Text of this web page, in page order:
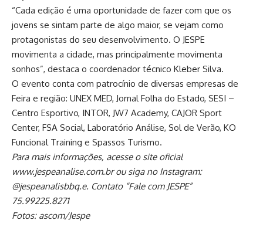
“Cada edição é uma oportunidade de fazer com que os
jovens se sintam parte de algo maior, se vejam como
protagonistas do seu desenvolvimento. O JESPE
movimenta a cidade, mas principalmente movimenta
sonhos”, destaca o coordenador técnico Kleber Silva.
O evento conta com patrocínio de diversas empresas de
Feira e região: UNEX MED, Jornal Folha do Estado, SESI –
Centro Esportivo, INTOR, JW7 Academy, CAJOR Sport
Center, FSA Social, Laboratório Análise, Sol de Verão, KO
Funcional Training e Spassos Turismo.
Para mais informações, acesse o site oficial
www.jespeanalise.com.br ou siga no Instagram:
@jespeanalisbbq.e. Contato “Fale com JESPE”
75.99225.8271
Fotos: ascom/Jespe